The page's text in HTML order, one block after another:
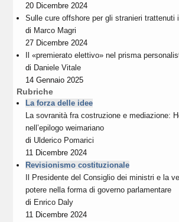
20 Dicembre 2024
Sulle cure offshore per gli stranieri trattenuti
di Marco Magri
27 Dicembre 2024
Il «premierato elettivo» nel prisma
di Daniele Vitale
14 Gennaio 2025
Rubriche
La forza delle idee
La sovranità fra costruzione e mediazione:
nell’epilogo weimariano
di Ulderico Pomarici
11 Dicembre 2024
Revisionismo costituzionale
Il Presidente del Consiglio dei ministri e la
potere nella forma di governo parlamentare
di Enrico Daly
11 Dicembre 2024